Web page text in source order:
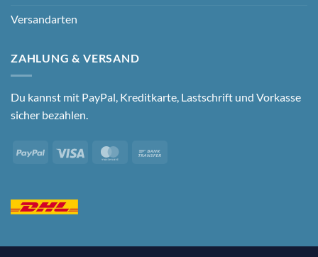
Versandarten
ZAHLUNG & VERSAND
Du kannst mit PayPal, Kreditkarte, Lastschrift und Vorkasse
sicher bezahlen.
PayPal Visa MasterCard